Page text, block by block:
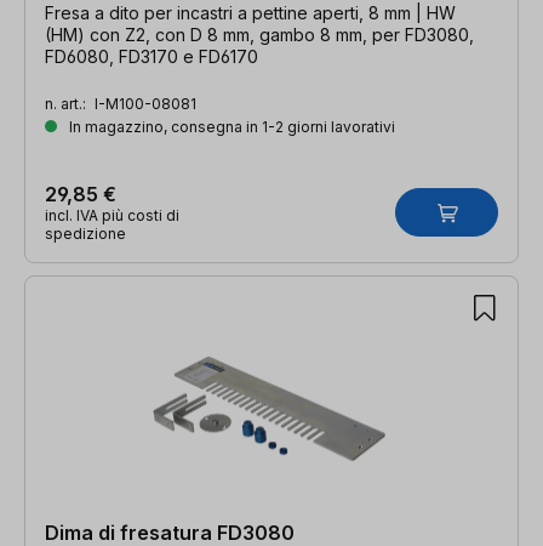
Fresa a dito per incastri a pettine aperti, 8 mm | HW
(HM) con Z2, con D 8 mm, gambo 8 mm, per FD3080,
FD6080, FD3170 e FD6170
n. art.: I-M100-08081
In magazzino, consegna in 1-2 giorni lavorativi
29,85 €
incl. IVA più costi di
spedizione
Dima di fresatura FD3080